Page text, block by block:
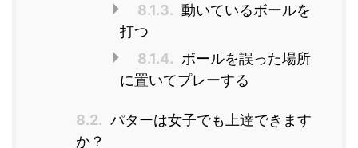
8.1.3. 動いているボールを
打つ
8.1.4. ボールを誤った場所
に置いてプレーする
8.2. パターは女子でも上達できます
か？